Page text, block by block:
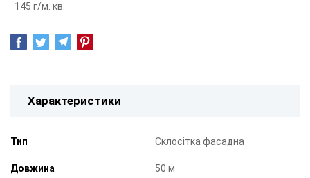
145 г/м. кв.
Характеристики
Тип Склосітка фасадна
Довжина 50 м